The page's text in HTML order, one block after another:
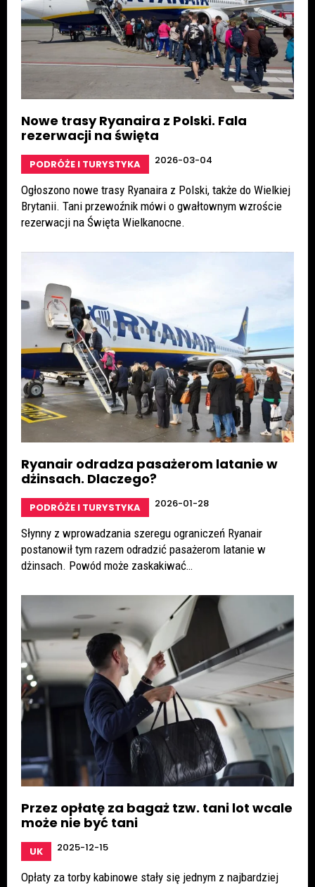
Nowe trasy Ryanaira z Polski. Fala
rezerwacji na święta
PODRÓŻE I TURYSTYKA 2026-03-04
Ogłoszono nowe trasy Ryanaira z Polski, także do Wielkiej
Brytanii. Tani przewoźnik mówi o gwałtownym wzroście
rezerwacji na Święta Wielkanocne.
Ryanair odradza pasażerom latanie w
dżinsach. Dlaczego?
PODRÓŻE I TURYSTYKA 2026-01-28
Słynny z wprowadzania szeregu ograniczeń Ryanair
postanowił tym razem odradzić pasażerom latanie w
dżinsach. Powód może zaskakiwać…
Przez opłatę za bagaż tzw. tani lot wcale
może nie być tani
UK 2025-12-15
Opłaty za torby kabinowe stały się jednym z najbardziej